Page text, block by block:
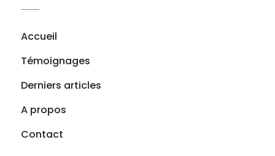
Accueil
Témoignages
Derniers articles
A propos
Contact